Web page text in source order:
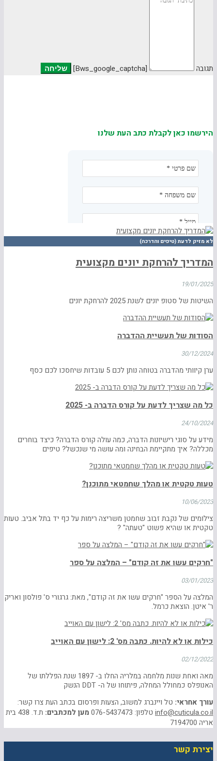
תגובה [bws_google_captcha]
הירשמו כאן לקבלת כתב העת שלנו
לא מזיק לדעת (טיפים והדרכה)
המדריך להרחקת יונים מקצועית
19/01/2025
השיטות של סטופ יונים לשנת 2025 להרחקת יונים
הסודות של תעשיית ההדברה
30/12/2024
ערן קיוותי מהדברה בטוחה נותן לכם 5 עובדות שיחסכו לכם כסף
כל מה שצריך לדעת על קורס הדברה ב- 2025
24/10/2024
מידע על סוגי רישיונות הדברה, כמה עולה קורס הדברה? כיצד בוחרים
מכללה? איך מתקיימת הבחינה ומה עושה מי שנכשל? טיפים
טעות טקטית או מהלך שחמטאי מתוכנן?
10/06/2023
צילומים של נקבת זבוב שחמטן משריצה רימות על כף יד בתל אביב. טעות
טקטית או שהיא פשוט "טעתה" ?
"חרקים עשו את זה קודם" – המלצה על ספר
03/01/2023
המלצה על הספר "חרקים עשו את זה קודם", מאת: גרגורי ס' פולסון ואריק
ר' איטן. הוצאת כרמל.
כילות או לא להיות. כתבה מס' 2: לישון עם האוייב
02/12/2022
מאה ואחת שנות מלחמה במלריה החלו ב- 1897 שנת הפללתו של
האנופלס כמחולל המחלה, פיתוחו של ה- DDT הנשק
עורך אחראי: טל ויינברג למשוב, הצעות ופרסום בכתב העת צרו קשר:
info@cuticula.co.il טלפון: 076-5437473 מען למכתבים:
ת.ד. 438 בית
אריה 7194700
יצירת קשר